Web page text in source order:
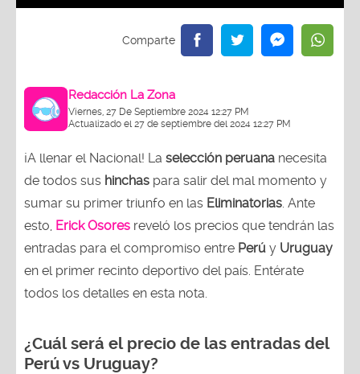
Redacción La Zona
Viernes, 27 De Septiembre 2024 12:27 PM
Actualizado el 27 de septiembre del 2024 12:27 PM
¡A llenar el Nacional! La selección peruana necesita
de todos sus hinchas para salir del mal momento y
sumar su primer triunfo en las Eliminatorias . Ante
esto, Erick Osores reveló los precios que tendrán las
entradas para el compromiso entre Perú y Uruguay
en el primer recinto deportivo del país. Entérate
todos los detalles en esta nota.
¿Cuál será el precio de las entradas del
Perú vs Uruguay?